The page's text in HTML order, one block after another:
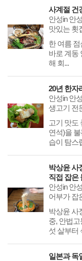
사계절 건
안성in 안
맛있는 횟
한 여름
바로 계동
해 회...
20년 한자
안성in 안
생고기 전
고기 맛도
연석)을
습이 탐스
박상윤 사
직접 잡은
안성in 안
어부가 잡
박상윤 사
중, 안법
섯 살부터
일본과 독